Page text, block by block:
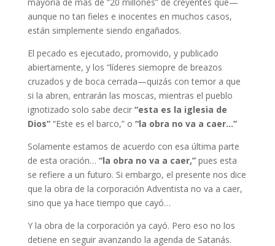
aunque no tan fieles e inocentes en muchos casos,
están simplemente siendo engañados.
El pecado es ejecutado, promovido, y publicado
abiertamente, y los “líderes siemopre de breazos
cruzados y de boca cerrada—quizás con temor a que
si la abren, entrarán las moscas, mientras el pueblo
ignotizado solo sabe decir “esta es la iglesia de
Dios”“Este es el barco,” o “la obra no va a caer…”
Solamente estamos de acuerdo con esa última parte
de esta oración… “la obra no va a caer,”pues esta
se refiere a un futuro. Si embargo, el presente nos dice
que la obra de la corporación Adventista no va a caer,
sino que ya hace tiempo que cayó…
Y la obra de la corporación ya cayó. Pero eso no los
detiene en seguir avanzando la agenda de Satanás.